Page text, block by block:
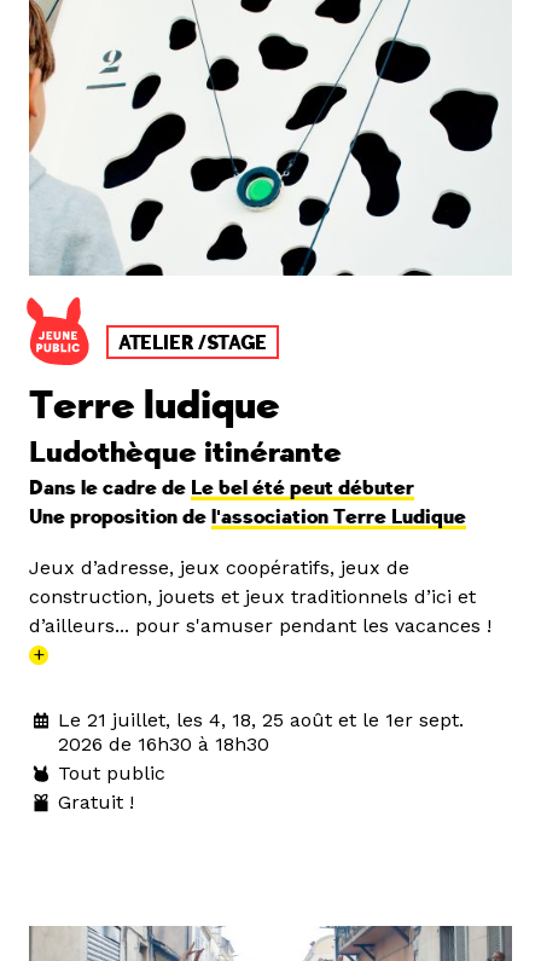
ATELIER /STAGE
Terre ludique
Ludothèque itinérante
Dans le cadre de Le bel été peut débuter
Une proposition de l'association Terre Ludique
Jeux d’adresse, jeux coopératifs, jeux de
construction, jouets et jeux traditionnels d’ici et
d’ailleurs... pour s'amuser pendant les vacances !
+
Le 21 juillet, les 4, 18, 25 août et le 1er sept.
2026 de 16h30 à 18h30
Tout public
Gratuit !